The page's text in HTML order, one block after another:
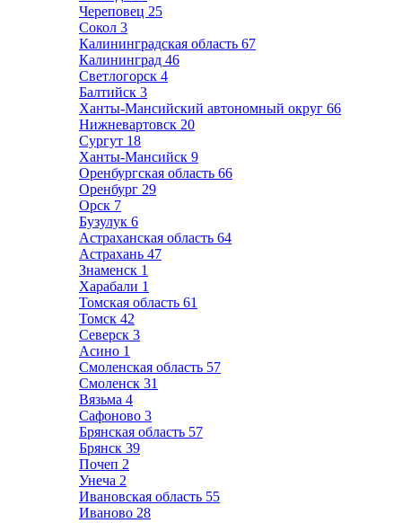
Череповец 25
Сокол 3
Калининградская область 67
Калининград 46
Светлогорск 4
Балтийск 3
Ханты-Мансийский автономный округ 66
Нижневартовск 20
Сургут 18
Ханты-Мансийск 9
Оренбургская область 66
Оренбург 29
Орск 7
Бузулук 6
Астраханская область 64
Астрахань 47
Знаменск 1
Харабали 1
Томская область 61
Томск 42
Северск 3
Асино 1
Смоленская область 57
Смоленск 31
Вязьма 4
Сафоново 3
Брянская область 57
Брянск 39
Почеп 2
Унеча 2
Ивановская область 55
Иваново 28